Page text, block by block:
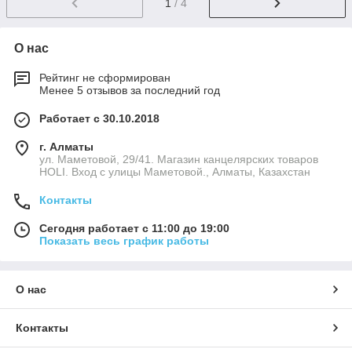
1 / 4
О нас
Рейтинг не сформирован
Менее 5 отзывов за последний год
Работает с 30.10.2018
г. Алматы
ул. Маметовой, 29/41. Магазин канцелярских товаров
HOLI. Вход с улицы Маметовой., Алматы, Казахстан
Контакты
Сегодня работает с 11:00 до 19:00
Показать весь график работы
О нас
Контакты